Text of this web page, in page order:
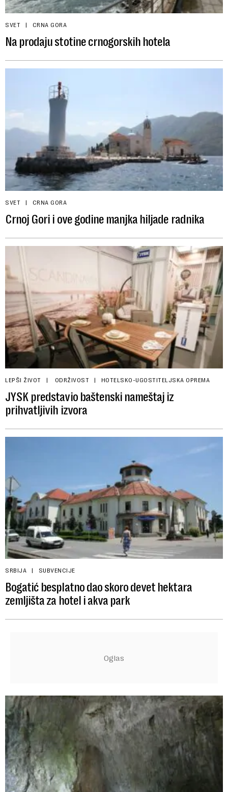
SVET CRNA GORA
Na prodaju stotine crnogorskih hotela
SVET CRNA GORA
Crnoj Gori i ove godine manjka hiljade radnika
LEPŠI ŽIVOT ODRŽIVOST HOTELSKO-UGOSTITELJSKA OPREMA
JYSK predstavio baštenski nameštaj iz
prihvatljivih izvora
SRBIJA SUBVENCIJE
Bogatić besplatno dao skoro devet hektara
zemljišta za hotel i akva park